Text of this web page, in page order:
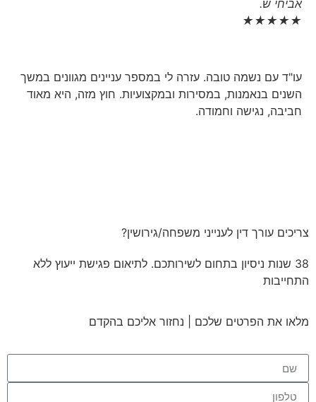
אביחי ש.
★
★
★
★
★
עו"ד עם נשמה טובה. עזרה לי במספר עניינים מגוונים במשך
השנים בנאמנות, במסירות ובמקצועיות. חוץ מזה, היא מאוד
חביבה, נגישה וחמודה.
צריכים עורך דין לענייני משפחה/גירושין?
38 שנות ניסיון בתחום לשירותכם. לתיאום פגישת ייעוץ ללא
התחייבות
מלאו את הפרטים שלכם | נחזור אליכם בהקדם